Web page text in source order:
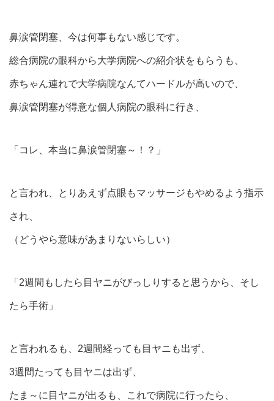
鼻涙管閉塞、今は何事もない感じです。
総合病院の眼科から大学病院への紹介状をもらうも、
赤ちゃん連れで大学病院なんてハードルが高いので、
鼻涙管閉塞が得意な個人病院の眼科に行き、
「コレ、本当に鼻涙管閉塞～！？」
と言われ、とりあえず点眼もマッサージもやめるよう指示
され、
（どうやら意味があまりないらしい）
「2週間もしたら目ヤニがびっしりすると思うから、そし
たら手術」
と言われるも、2週間経っても目ヤニも出ず、
3週間たっても目ヤニは出ず、
たま～に目ヤニが出るも、これで病院に行ったら、